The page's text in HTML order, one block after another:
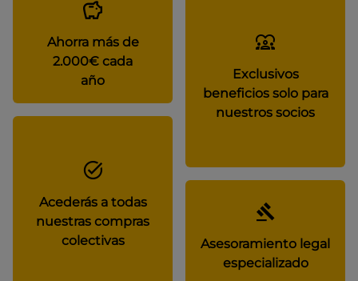
Ahorra más de
2.000€ cada
año
Exclusivos
beneficios solo para
nuestros socios
Acederás a todas
nuestras compras
colectivas
Asesoramiento legal
especializado